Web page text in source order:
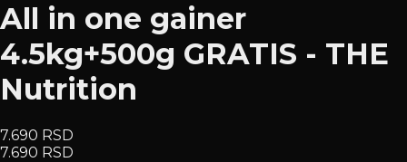
All in one gainer
4.5kg+500g GRATIS - THE
Nutrition
7.690 RSD
7.690 RSD